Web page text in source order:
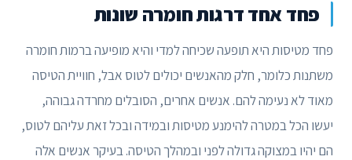
פחד אחד דרגות חומרה שונות
פחד מטיסות היא תופעה שכיחה למדי והיא מופיעה ברמות חומרה
משתנות כלומר, חלק מהאנשים יכולים לטוס אבל, חוויית הטיסה
מאוד לא נעימה להם. אנשים אחרים, הסובלים מחרדה גבוהה,
יעשו הכל במטרה להימנע מטיסות ובמידה ובכל זאת עליהם לטוס,
הם יהיו במצוקה גדולה לפני ובמהלך הטיסה. בעיקר אנשים אלה